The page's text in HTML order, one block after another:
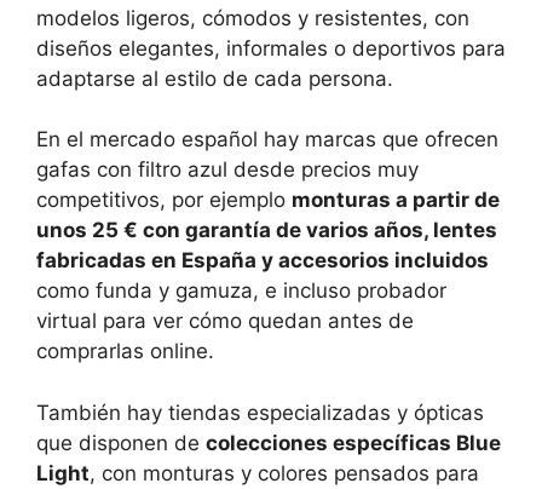
modelos ligeros, cómodos y resistentes, con
diseños elegantes, informales o deportivos para
adaptarse al estilo de cada persona.
En el mercado español hay marcas que ofrecen
gafas con filtro azul desde precios muy
competitivos, por ejemplo monturas a partir de
unos 25 € con garantía de varios años, lentes
fabricadas en España y accesorios incluidos
como funda y gamuza, e incluso probador
virtual para ver cómo quedan antes de
comprarlas online.
También hay tiendas especializadas y ópticas
que disponen de colecciones específicas Blue
Light, con monturas y colores pensados para